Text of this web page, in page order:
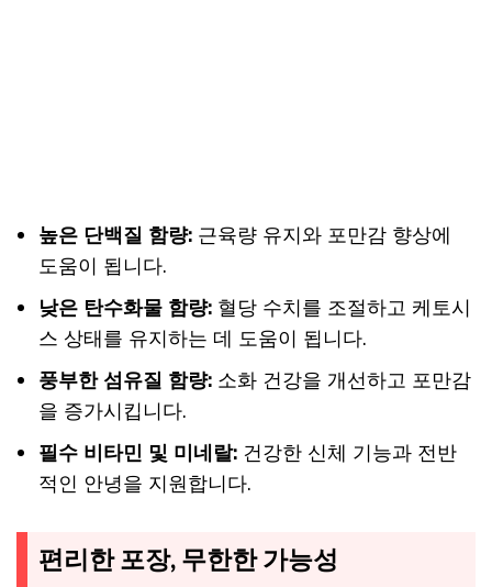
높은 단백질 함량: 근육량 유지와 포만감 향상에
도움이 됩니다.
낮은 탄수화물 함량: 혈당 수치를 조절하고 케토시
스 상태를 유지하는 데 도움이 됩니다.
풍부한 섬유질 함량: 소화 건강을 개선하고 포만감
을 증가시킵니다.
필수 비타민 및 미네랄: 건강한 신체 기능과 전반
적인 안녕을 지원합니다.
편리한 포장, 무한한 가능성